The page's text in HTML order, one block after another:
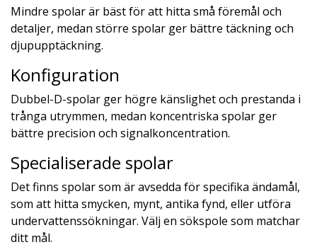
Mindre spolar är bäst för att hitta små föremål och
detaljer, medan större spolar ger bättre täckning och
djupupptäckning.
Konfiguration
Dubbel-D-spolar ger högre känslighet och prestanda i
trånga utrymmen, medan koncentriska spolar ger
bättre precision och signalkoncentration.
Specialiserade spolar
Det finns spolar som är avsedda för specifika ändamål,
som att hitta smycken, mynt, antika fynd, eller utföra
undervattenssökningar. Välj en sökspole som matchar
ditt mål.